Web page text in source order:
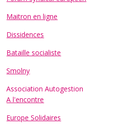
Maitron en ligne
Dissidences
Bataille socialiste
Smolny
Association Autogestion
A l'encontre
Europe Solidaires